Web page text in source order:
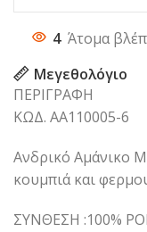
4 Άτομα
Μεγεθολόγιο
ΠΕΡΙΓΡΑΦΗ
ΚΩΔ. ΑΑ110005-6
Ανδρικό Αμάνικο
κουμπιά και
ΣΥΝΘΕΣΗ :100%